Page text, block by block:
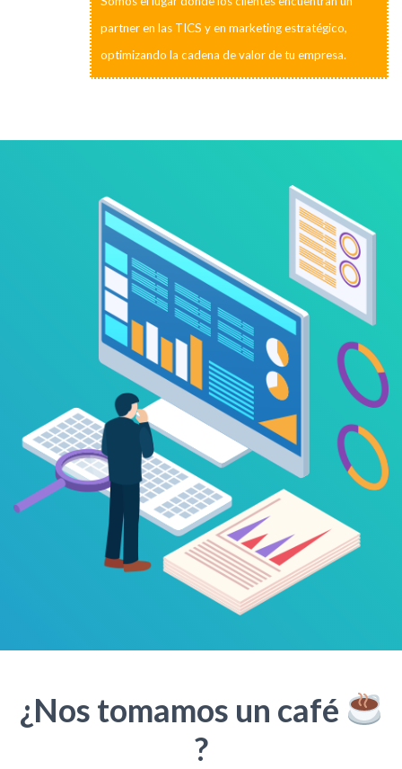
partner en las TICS y en marketing estratégico,
optimizando la cadena de valor de tu empresa.
¿Nos tomamos un café
?